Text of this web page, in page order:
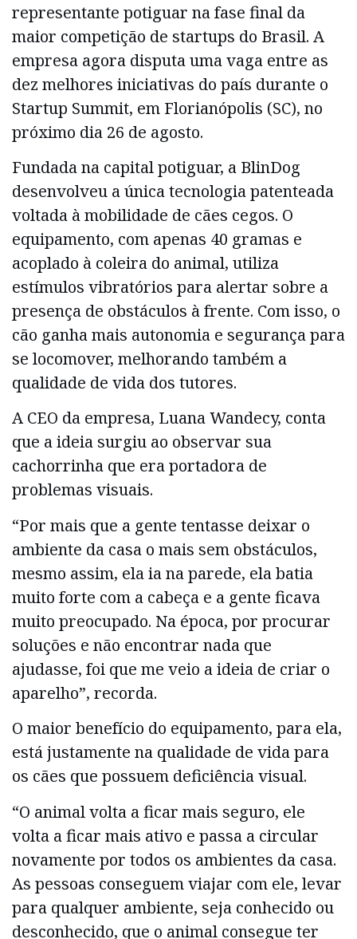
representante potiguar na fase final da
maior competição de startups do Brasil. A
empresa agora disputa uma vaga entre as
dez melhores iniciativas do país durante o
Startup Summit, em Florianópolis (SC), no
próximo dia 26 de agosto.
Fundada na capital potiguar, a BlinDog
desenvolveu a única tecnologia patenteada
voltada à mobilidade de cães cegos. O
equipamento, com apenas 40 gramas e
acoplado à coleira do animal, utiliza
estímulos vibratórios para alertar sobre a
presença de obstáculos à frente. Com isso, o
cão ganha mais autonomia e segurança para
se locomover, melhorando também a
qualidade de vida dos tutores.
A CEO da empresa, Luana Wandecy, conta
que a ideia surgiu ao observar sua
cachorrinha que era portadora de
problemas visuais.
“Por mais que a gente tentasse deixar o
ambiente da casa o mais sem obstáculos,
mesmo assim, ela ia na parede, ela batia
muito forte com a cabeça e a gente ficava
muito preocupado. Na época, por procurar
soluções e não encontrar nada que
ajudasse, foi que me veio a ideia de criar o
aparelho”, recorda.
O maior benefício do equipamento, para ela,
está justamente na qualidade de vida para
os cães que possuem deficiência visual.
“O animal volta a ficar mais seguro, ele
volta a ficar mais ativo e passa a circular
novamente por todos os ambientes da casa.
As pessoas conseguem viajar com ele, levar
para qualquer ambiente, seja conhecido ou
desconhecido, que o animal consegue ter